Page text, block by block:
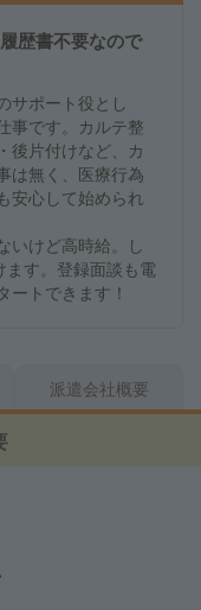
歴書不要なので
サポート役とし
事です。カルテ整
後片付けなど、カ
は無く、医療行為
安心して始められ
いけど高時給。し
す。登録面談も電
ートできます！
派遣会社概要